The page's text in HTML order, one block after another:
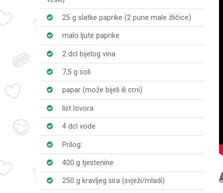
25 g slatke paprike (2 pune male žličice)
malo ljute paprike
2 dcl bijelog vina
7,5 g soli
papar (može bijeli ili crni)
list lovora
4 dcl vode
Prilog:
400 g tjestenine
250 g kravljeg sira (svježi/mladi)